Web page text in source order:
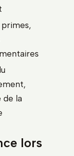
primes,
de la
lors